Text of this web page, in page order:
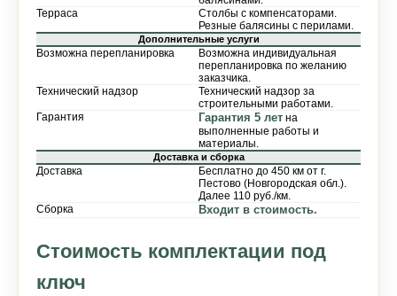
Терраса
Столбы с компенсаторами.
Резные балясины с перилами.
Дополнительные услуги
Возможна перепланировка
Возможна индивидуальная
перепланировка по желанию
заказчика.
Технический надзор
Технический надзор за
строительными работами.
Гарантия Гарантия 5 лет на
выполненные работы и
материалы.
Доставка и сборка
Доставка
Бесплатно до 450 км от г.
Пестово (Новгородская обл.).
Далее 110 руб./км.
Сборка Входит в стоимость.
Стоимость комплектации под
ключ